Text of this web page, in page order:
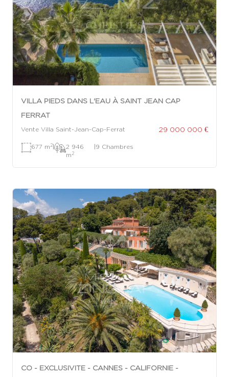
VILLA PIEDS DANS L'EAU À SAINT JEAN CAP
FERRAT
Vente Villa Saint-Jean-Cap-Ferrat 29 000 000 €
677 m 2|
2 946
m 2
|9 Chambres
CO - EXCLUSIVITE - CANNES - CALIFORNIE -